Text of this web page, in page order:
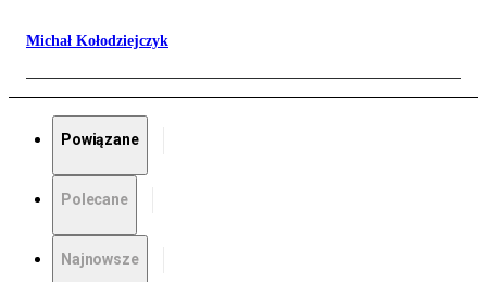
Michał Kołodziejczyk
Powiązane
Polecane
Najnowsze